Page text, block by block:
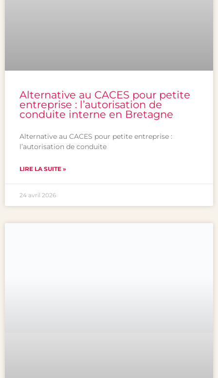
Alternative au CACES pour petite
entreprise : l’autorisation de
conduite interne en Bretagne
Alternative au CACES pour petite entreprise :
l’autorisation de conduite
LIRE LA SUITE »
24 avril 2026